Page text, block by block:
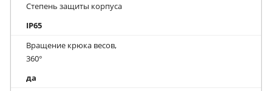
Степень защиты корпуса
IP65
Вращение крюка весов,
360°
да